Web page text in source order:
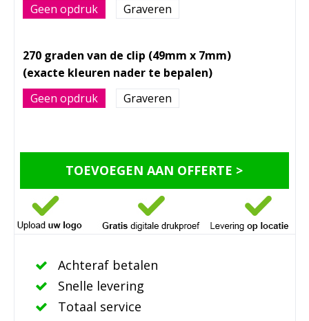
Geen opdruk Graveren
270 graden van de clip (49mm x 7mm)
Geen opdruk Graveren
TOEVOEGEN AAN OFFERTE >
Achteraf betalen
Snelle levering
Totaal service